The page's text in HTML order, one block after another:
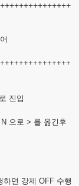
진입
으로 > 를 옮긴후
하면 강제 OFF 수행